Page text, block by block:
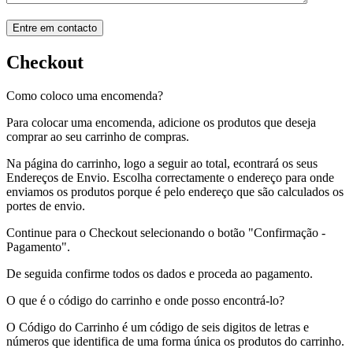
Checkout
Como coloco uma encomenda?
Para colocar uma encomenda, adicione os produtos que deseja
comprar ao seu carrinho de compras.
Na página do carrinho, logo a seguir ao total, econtrará os seus
Endereços de Envio. Escolha correctamente o endereço para onde
enviamos os produtos porque é pelo endereço que são calculados os
portes de envio.
Continue para o Checkout selecionando o botão "Confirmação -
Pagamento".
De seguida confirme todos os dados e proceda ao pagamento.
O que é o código do carrinho e onde posso encontrá-lo?
O Código do Carrinho é um código de seis digitos de letras e
números que identifica de uma forma única os produtos do carrinho.